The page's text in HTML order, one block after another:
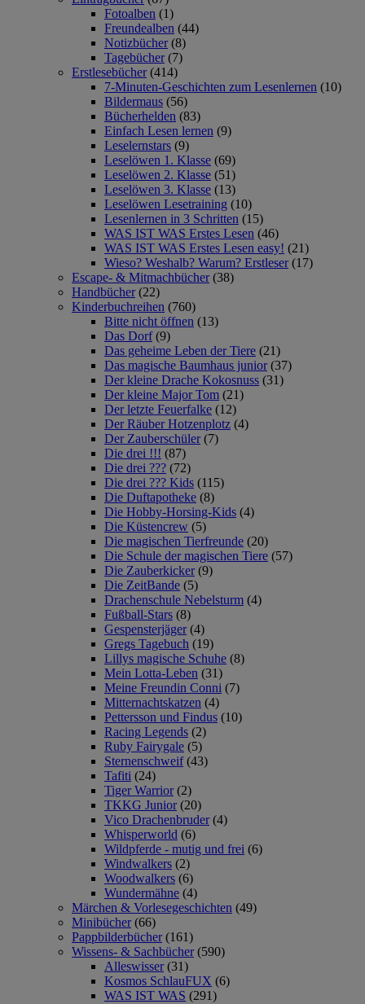
Fotoalben (1)
Freundealben (44)
Notizbücher (8)
Tagebücher (7)
Erstlesebücher (414)
7-Minuten-Geschichten zum Lesenlernen (10)
Bildermaus (56)
Bücherhelden (83)
Einfach Lesen lernen (9)
Leselernstars (9)
Leselöwen 1. Klasse (69)
Leselöwen 2. Klasse (51)
Leselöwen 3. Klasse (13)
Leselöwen Lesetraining (10)
Lesenlernen in 3 Schritten (15)
WAS IST WAS Erstes Lesen (46)
WAS IST WAS Erstes Lesen easy! (21)
Wieso? Weshalb? Warum? Erstleser (17)
Escape- & Mitmachbücher (38)
Handbücher (22)
Kinderbuchreihen (760)
Bitte nicht öffnen (13)
Das Dorf (9)
Das geheime Leben der Tiere (21)
Das magische Baumhaus junior (37)
Der kleine Drache Kokosnuss (31)
Der kleine Major Tom (21)
Der letzte Feuerfalke (12)
Der Räuber Hotzenplotz (4)
Der Zauberschüler (7)
Die drei !!! (87)
Die drei ??? (72)
Die drei ??? Kids (115)
Die Duftapotheke (8)
Die Hobby-Horsing-Kids (4)
Die Küstencrew (5)
Die magischen Tierfreunde (20)
Die Schule der magischen Tiere (57)
Die Zauberkicker (9)
Die ZeitBande (5)
Drachenschule Nebelsturm (4)
Fußball-Stars (8)
Gespensterjäger (4)
Gregs Tagebuch (19)
Lillys magische Schuhe (8)
Mein Lotta-Leben (31)
Meine Freundin Conni (7)
Mitternachtskatzen (4)
Pettersson und Findus (10)
Racing Legends (2)
Ruby Fairygale (5)
Sternenschweif (43)
Tafiti (24)
Tiger Warrior (2)
TKKG Junior (20)
Vico Drachenbruder (4)
Whisperworld (6)
Wildpferde - mutig und frei (6)
Windwalkers (2)
Woodwalkers (6)
Wundermähne (4)
Märchen & Vorlesegeschichten (49)
Minibücher (66)
Pappbilderbücher (161)
Wissens- & Sachbücher (590)
Alleswisser (31)
Kosmos SchlauFUX (6)
WAS IST WAS (291)